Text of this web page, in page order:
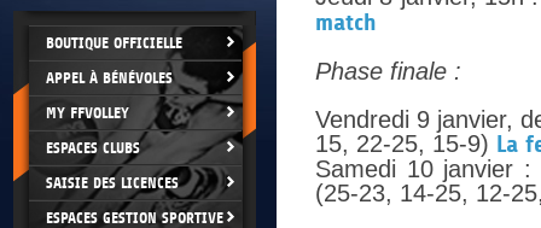
BOUTIQUE OFFICIELLE
APPEL À BÉNÉVOLES
MY FFVOLLEY
ESPACES CLUBS
SAISIE DES LICENCES
ESPACES GESTION SPORTIVE
match
Phase finale :
Vendredi 9 janvier,
15, 22-25, 15-9) La
Samedi 10 janvier
(25-23, 14-25, 12-